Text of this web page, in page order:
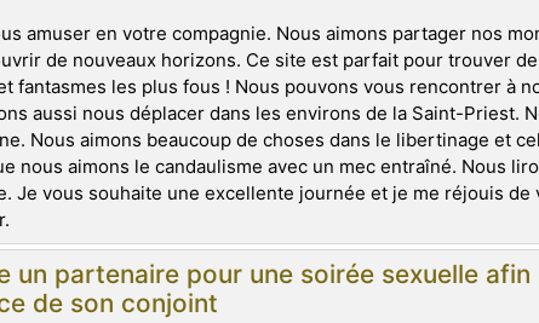
amuser en votre compagnie. Nous aimons partager nos
de nouveaux horizons. Ce site est parfait pour trouver
fantasmes les plus fous ! Nous pouvons vous rencontrer à
aussi nous déplacer dans les environs de la Saint-Priest.
Nous aimons beaucoup de choses dans le libertinage et
nous aimons le candaulisme avec un mec entraîné. Nous
Je vous souhaite une excellente journée et je me réjouis
un partenaire pour une soirée sexuelle
de son conjoint